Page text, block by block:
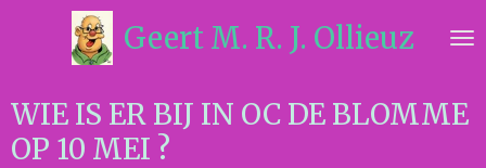
de
hoofdinhoud
Geert M. R. J. Ollieuz
WIE IS ER BIJ IN OC DE BLOMME
OP 10 MEI ?